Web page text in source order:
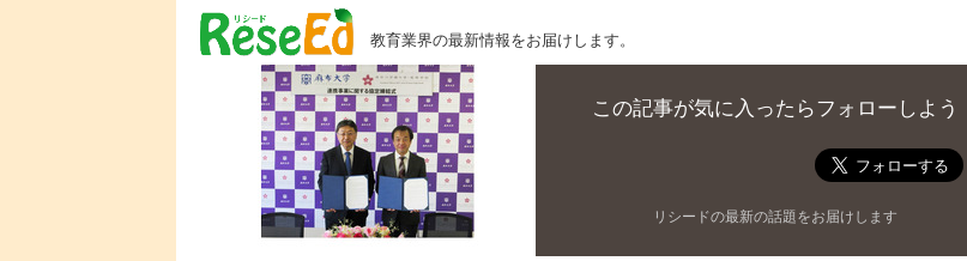
教育業界の最新情報をお届けします。
この記事が気に入ったらフォローしよう
リシードの最新の話題をお届けします